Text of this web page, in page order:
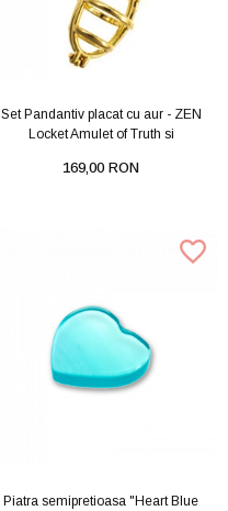
Set Pandantiv placat cu aur - ZEN
Locket Amulet of Truth si
169,00 RON
Piatra semipretioasa "Heart Blue